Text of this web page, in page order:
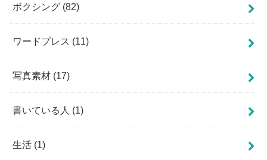
ボクシング (82)
ワードプレス (11)
写真素材 (17)
書いている人 (1)
生活 (1)